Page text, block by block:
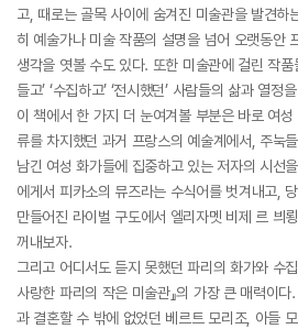
고, 때로는 골목 사이에 숨겨진 미술관을 발견하
히 예술가나 미술 작품의 설명을 넘어 오랫동안
생각을 엿볼 수도 있다. 또한 미술관에 걸린 작
들고’ ‘수집하고’ ‘전시했던’ 사람들의 삶과 열정
이 책에서 한 가지 더 눈여겨볼 부분은 바로 여
류를 차지했던 과거 프랑스의 예술계에서, 주눅
남긴 여성 화가들에 집중하고 있는 저자의 시선
에게서 피카소의 뮤즈라는 수식어를 벗겨내고,
만들어진 라이벌 구도에서 엘리자멧 비제 르 븨
꺼내보자.
그리고 어디서도 듣지 못했던 파리의 화가와 수
사랑한 파리의 작은 미술관』의 가장 큰 매력이
과 결혼할 수 밖에 없었던 베르트 모리조, 아들